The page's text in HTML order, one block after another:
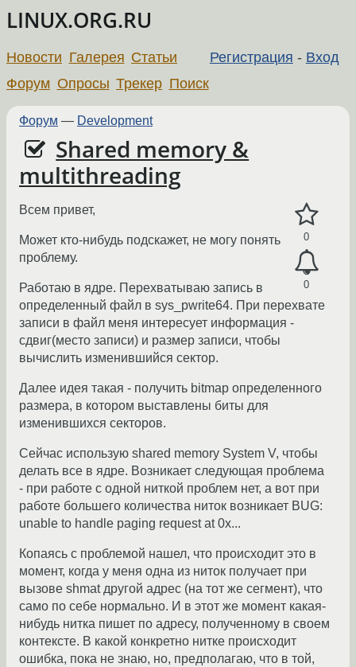
LINUX.ORG.RU
Регистрация - Вход
Новости Галерея Статьи
Форум Опросы Трекер Поиск
Форум — Development
Shared memory &
multithreading
0
0
Всем привет,
Может кто-нибудь подскажет, не могу понять
проблему.
Работаю в ядре. Перехватываю запись в
определенный файл в sys_pwrite64. При перехвате
записи в файл меня интересует информация -
сдвиг(место записи) и размер записи, чтобы
вычислить изменившийся сектор.
Далее идея такая - получить bitmap определенного
размера, в котором выставлены биты для
изменившихся секторов.
Сейчас использую shared memory System V, чтобы
делать все в ядре. Возникает следующая проблема
- при работе с одной ниткой проблем нет, а вот при
работе большего количества ниток возникает BUG:
unable to handle paging request at 0x...
Копаясь с проблемой нашел, что происходит это в
момент, когда у меня одна из ниток получает при
вызове shmat другой адрес (на тот же сегмент), что
само по себе нормально. И в этот же момент какая-
нибудь нитка пишет по адресу, полученному в своем
контексте. В какой конкретно нитке происходит
ошибка, пока не знаю, но, предполагаю, что в той,